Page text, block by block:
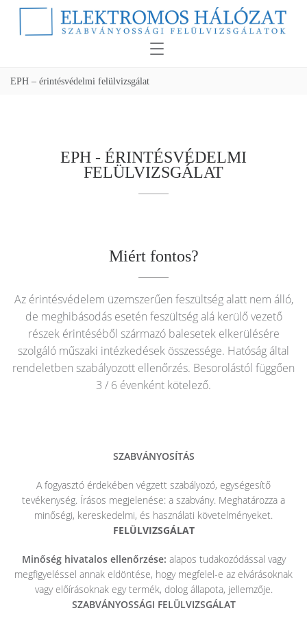
EPH – érintésvédelmi felülvizsgálat
EPH - ÉRINTÉSVÉDELMI
FELÜLVIZSGÁLAT
Miért fontos?
Az érintésvédelem üzemszerűen feszültség alatt nem álló,
de meghibásodás esetén feszültség alá kerülő vezető
részek érintéséből származó balesetek elkerülésére
szolgáló műszaki intézkedések összessége. Hatóság által
rendeletben szabályozott ellenőrzés. Besorolástól függően
3 / 6 évenként kötelező.
SZABVÁNYOSÍTÁS
A fogyasztó érdekében végzett szabályozó, egységesítő
tevékenység. Írásos megjelenése: a szabvány. Meghatározza a
minőségi, kereskedelmi, és használati követelményeket.
FELÜLVIZSGÁLAT
Minőség hivatalos ellenőrzése: alapos tudakozódással vagy
megfigyeléssel annak eldöntése, hogy megfelel-e az elvárásoknak
vagy előírásoknak egy termék, dolog állapota, jellemzője.
SZABVÁNYOSSÁGI FELÜLVIZSGÁLAT